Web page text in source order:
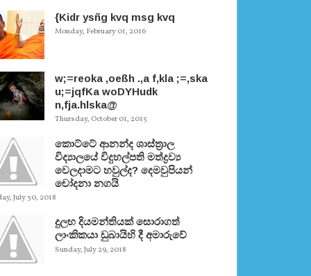
{Kidr ysñg kvq msg kvq
Monday, February 01, 2016
w;=reoka ,oeßh .,a f,kla ;=,ska
u;=jqfKa woDYHudk
n,fja.hlska@
Thursday, October 01, 2015
කොට්ටේ ආනන්ද ශාස්ත‍්‍රාල
විද්‍යාලයේ විදුහල්පති මත්ද්‍රව්‍ය
වෙලදාමට හවුල්ද? දෙමවුපියන්
චෝදනා නගයි
July 30, 2018
දුලභ දියමන්තියක් සොරාගත්
ලාංකිකයා ඩුබායිහි දී අමාරුවේ
Sunday, July 29, 2018